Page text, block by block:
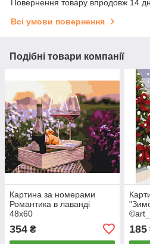
Повернення товару впродовж 14
Всі умови повернення
Подібні товари компанії
Картина за номерами
Романтика в лаванді
48х60
354 ₴ 185